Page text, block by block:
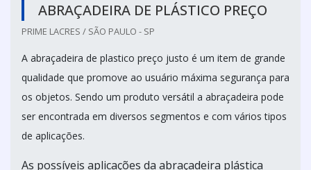
ABRAÇADEIRA DE PLÁSTICO PREÇO
PRIME LACRES / SÃO PAULO - SP
A abraçadeira de plastico preço justo é um item de grande
qualidade que promove ao usuário máxima segurança para
os objetos. Sendo um produto versátil a abraçadeira pode
ser encontrada em diversos segmentos e com vários tipos
de aplicações.
As possíveis aplicações da abraçadeira plástica